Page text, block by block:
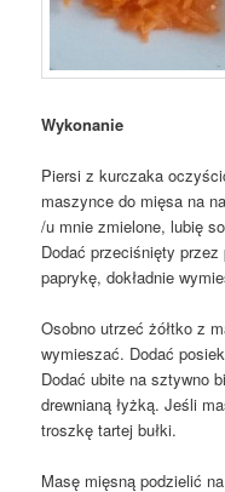
Wykonanie
Piersi z kurczaka
maszynce do mięsa na
/u mnie zmielone, lubię
Dodać przeciśnięty
paprykę, dokładnie
Osobno utrzeć żółtko z
wymieszać. Dodać
Dodać ubite na sztywno
drewnianą łyżką. Jeśli
troszkę tartej bułki.
Masę mięsną podzielić